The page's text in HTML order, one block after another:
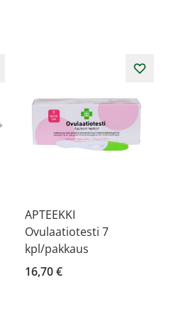
APTEEKKI
Ovulaatiotesti 7
kpl/pakkaus
16,70 €